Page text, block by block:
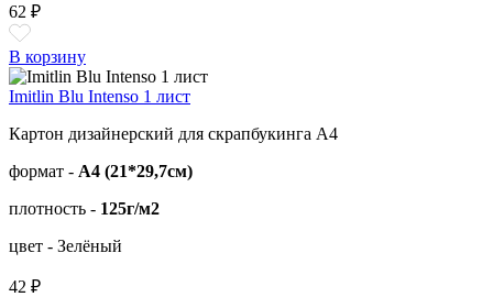
62 ₽
В корзину
Imitlin Blu Intenso 1 лист
Картон дизайнерский для скрапбукинга А4
формат - А4 (21*29,7см)
плотность - 125г/м2
цвет - Зелёный
42 ₽